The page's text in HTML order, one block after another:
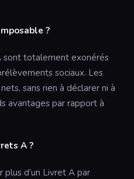
?
sont totalement exonérés
sociaux. Les
sans rien à déclarer ni à
avantages par rapport à
A ?
d’un Livret A par